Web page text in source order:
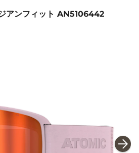
アンフィット AN5106442